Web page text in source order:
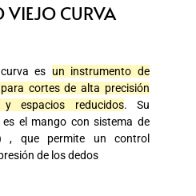
VIEJO CURVA
es un instrumento de
cortes de alta precisión
espacios reducidos. Su
el mango con sistema de
, que permite un control
de los dedos